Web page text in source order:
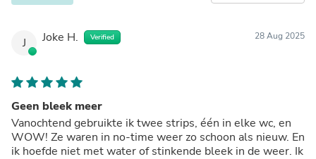
J Joke H. Verified 28 Aug 2025
Geen bleek meer
Vanochtend gebruikte ik twee strips, één in elke wc, en
WOW! Ze waren in no-time weer zo schoon als nieuw. En
ik hoefde niet met water of stinkende bleek in de weer. Ik